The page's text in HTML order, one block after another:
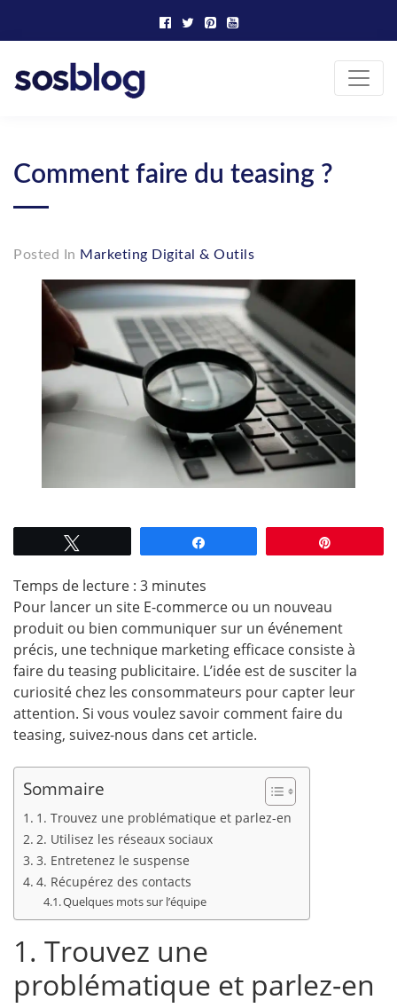
content
Comment faire du teasing ?
Posted In Marketing Digital & Outils
Temps de lecture : 3 minutes
Pour lancer un site E-commerce ou un nouveau
produit ou bien communiquer sur un événement
précis, une technique marketing efficace consiste à
faire du teasing publicitaire. L’idée est de susciter la
curiosité chez les consommateurs pour capter leur
attention. Si vous voulez savoir comment faire du
teasing, suivez-nous dans cet article.
Sommaire
1. Trouvez une problématique et parlez-en
2. Utilisez les réseaux sociaux
3. Entretenez le suspense
4. Récupérez des contacts
Quelques mots sur l’équipe
1. Trouvez une
problématique et parlez-en